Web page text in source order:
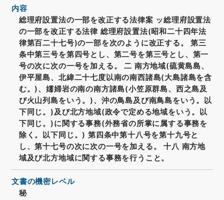
内容
総理府設置法の一部を改正する法律案 ッ総理府設置法
の一部を改正する法律 総理府設置法(昭和二十四年法
律第百二十七号)の一部を次のように改正する。 第三
条中第三号を第四号とし、第二号を第三号とし、第一
号の次に次の一号を加える。 二 南方地域(硫黄島島、
伊平屋島、北緯二十七度以南の南西諸島(大島諸島を含
む。)、嬬婦岩の南の南方諸島(小笠原群島、西之島及
び火山列島をいう。)、沖の鳥島及び南鳥島をいう。以
下同じ。)及び北方地域(政令で定める地域をいう。以
下同じ。)に関する事務(外務省の所掌に属する事務を
除く。以下同じ。) 第四条中第十八号を第十九号と
し、第十七号の次に次の一号を加える。 十八 南方地
域及び北方地域に関する事務を行うこと。
文書の機密レベル
秘